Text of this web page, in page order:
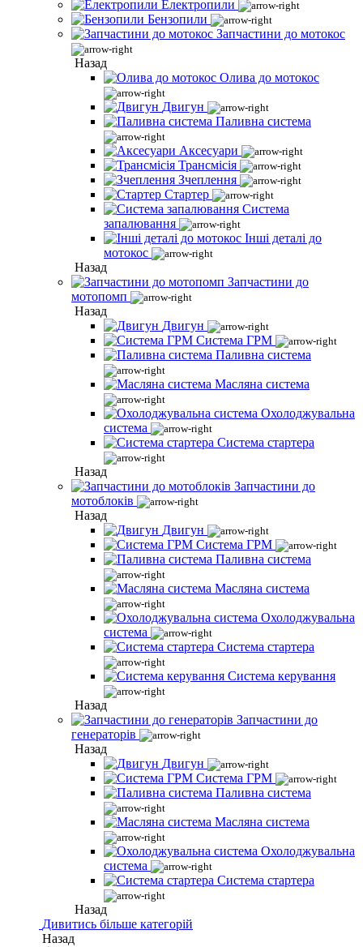
Електропили
Бензопили
Запчастини до мотокос
Назад
Олива до мотокос
Двигун
Паливна система
Аксесуари
Трансмісія
Зчеплення
Стартер
Система
запалювання
Інші деталі до
мотокос
Назад
Запчастини до
мотопомп
Назад
Двигун
Система ГРМ
Паливна система
Масляна система
Охолоджувальна
система
Система стартера
Назад
Запчастини до
мотоблоків
Назад
Двигун
Система ГРМ
Паливна система
Масляна система
Охолоджувальна
система
Система стартера
Система керування
Назад
Запчастини до
генераторів
Назад
Двигун
Система ГРМ
Паливна система
Масляна система
Охолоджувальна
система
Система стартера
Назад
Дивитись більше категорій
Назад